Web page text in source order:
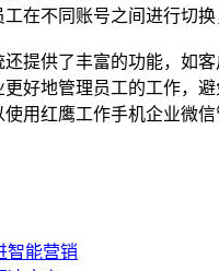
在不同账号之间进行切换
提供了丰富的功能，如
好地管理员工的工作，避
用红鹰工作手机企业微
智能营销